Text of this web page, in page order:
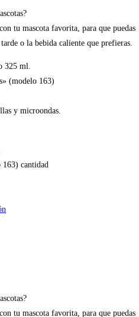
tu mascota favorita, para que puedas
o la bebida caliente que prefieras.
325 ml.
(modelo 163)
y microondas.
cantidad
tu mascota favorita, para que puedas